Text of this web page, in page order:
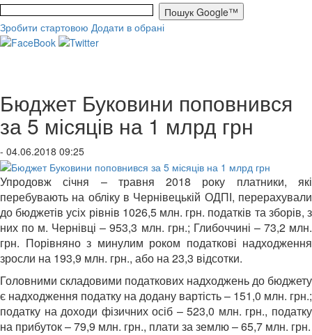
Зробити стартовою Додати в обрані
Бюджет Буковини поповнився
за 5 місяців на 1 млрд грн
- 04.06.2018 09:25
Упродовж січня – травня 2018 року платники, які
перебувають на обліку в Чернівецькій ОДПІ, перерахували
до бюджетів усіх рівнів 1026,5 млн. грн. податків та зборів, з
них по м. Чернівці – 953,3 млн. грн.; Глибоччині – 73,2 млн.
грн. Порівняно з минулим роком податкові надходження
зросли на 193,9 млн. грн., або на 23,3 відсотки.
Головними складовими податкових надходжень до бюджету
є надходження податку на додану вартість – 151,0 млн. грн.;
податку на доходи фізичних осіб – 523,0 млн. грн., податку
на прибуток – 79,9 млн. грн., плати за землю – 65,7 млн. грн.